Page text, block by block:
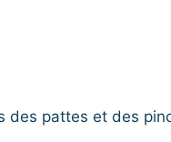
des pattes et des